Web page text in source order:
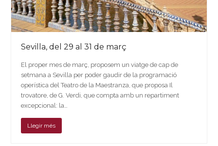
Sevilla, del 29 al 31 de març
El proper mes de març, proposem un viatge de cap de
setmana a Sevilla per poder gaudir de la programació
operística del Teatro de la Maestranza, que proposa Il
trovatore, de G. Verdi, que compta amb un repartiment
excepcional: la…
Llegir més